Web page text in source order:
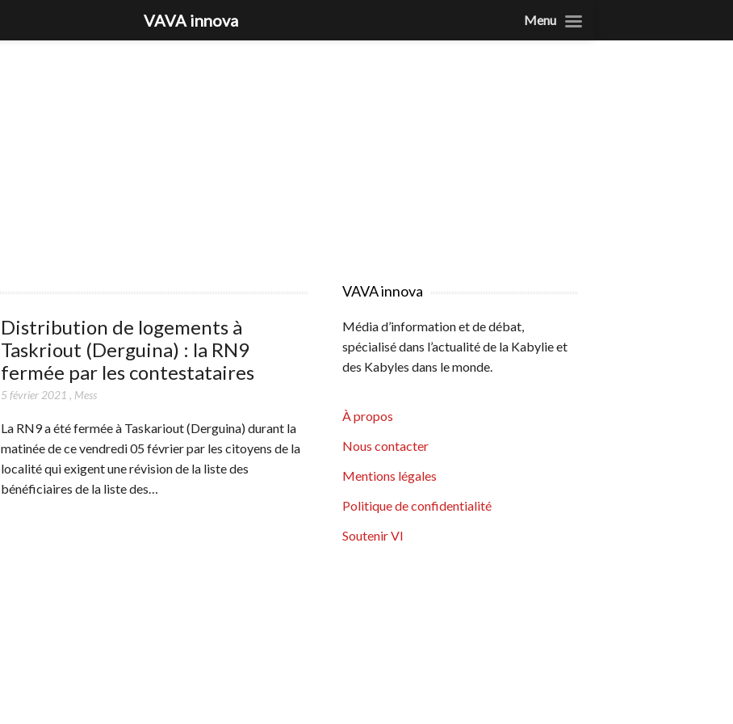
Distribution de logements à
Taskriout (Derguina) : la RN9
fermée par les contestataires
5 février 2021 , Mess
La RN9 a été fermée à Taskariout (Derguina) durant la
matinée de ce vendredi 05 février par les citoyens de la
localité qui exigent une révision de la liste des
bénéficiaires de la liste des…
VAVA innova
Média d’information et de débat,
spécialisé dans l’actualité de la Kabylie et
des Kabyles dans le monde.
À propos
Nous contacter
Mentions légales
Politique de confidentialité
Soutenir VI
VAVA innova Menu